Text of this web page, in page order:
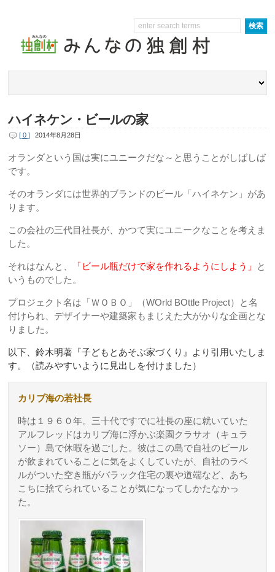
ハイネケン・ビールの家
[ 0 ] 2014年8月28日
オランダという国は実にユニークだな～と思うことがしばしば
です。
そのオランダには世界的ブランドのビール「ハイネケン」があ
ります。
この会社の三代目社長が、かつて実にユニークなことを考えま
した。
それはなんと、 「ビール瓶だけで家を作れるようにしよう」 と
いうものでした。
プロジェクト名は「ＷＯＢＯ」（WOrld BOttle Project）と名
付けられ、デザイナーや建築家もまじえた大がかりな企画とな
りました。
以下、鈴木明著『子どもとあそぶ家づくり』より引用いたしま
す。（読みやすいように見出しを付けました）
カリブ海の若社長
時は１９６０年。三十代ですでに社長の座に就いていた
アルフレッドはカリブ海に浮かぶ楽園クラサオ（キュラ
ソー）島で休暇を過ごした。彼はこの島で自社のビール
が飲まれていることに気をよくしていたが、自社のラベ
ルがついた空き瓶がバラック住宅の裏や道端など、あち
こちに捨てられていることが気になってしかたなかっ
た。